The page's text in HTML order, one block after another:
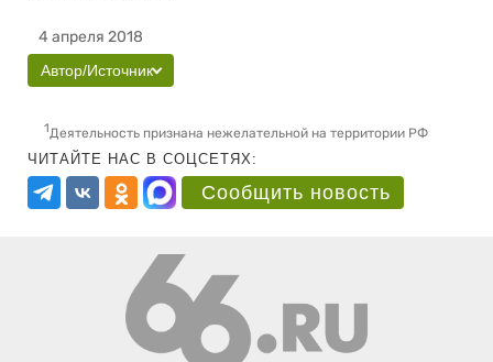
4 апреля 2018
Автор/Источник
1Деятельность признана нежелательной на территории РФ
ЧИТАЙТЕ НАС В СОЦСЕТЯХ:
Сообщить новость